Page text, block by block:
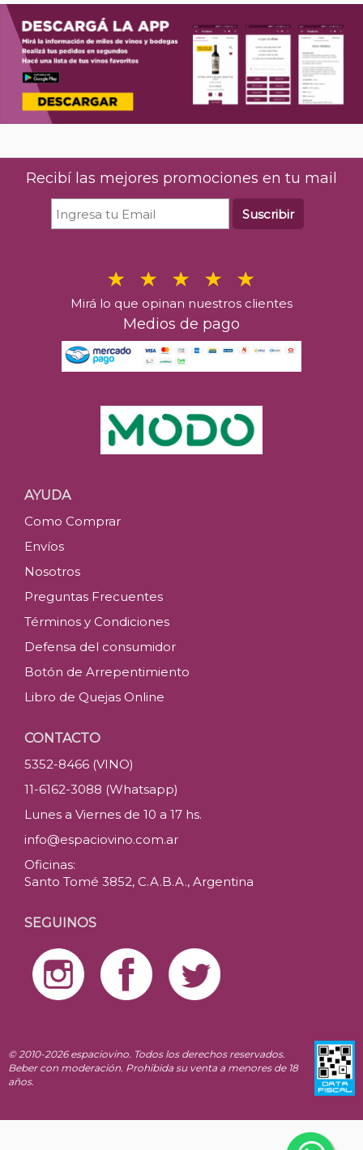
Recibí las mejores promociones en tu mail
Suscribir
Mirá lo que opinan nuestros clientes
Medios de pago
AYUDA
Como Comprar
Envíos
Nosotros
Preguntas Frecuentes
Términos y Condiciones
Defensa del consumidor
Botón de Arrepentimiento
Libro de Quejas Online
CONTACTO
5352-8466 (VINO)
11-6162-3088 (Whatsapp)
Lunes a Viernes de 10 a 17 hs.
info@espaciovino.com.ar
Oficinas:
Santo Tomé 3852, C.A.B.A., Argentina
SEGUINOS
© 2010-2026 espaciovino. Todos los derechos reservados.
Beber con moderación. Prohibida su venta a menores de 18
años.